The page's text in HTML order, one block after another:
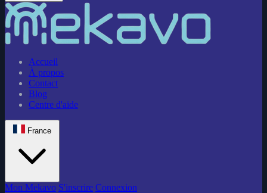
Accueil
À propos
Contact
Blog
Centre d'aide
France
Mon Mekavo S'inscrire Connexion